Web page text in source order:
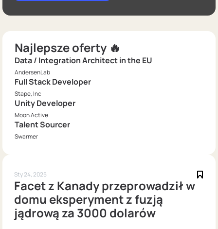
Najlepsze oferty 🔥
Data / Integration Architect in the EU
AndersenLab
Full Stack Developer
Stape, Inc
Unity Developer
Moon Active
Talent Sourcer
Swarmer
Sty 24, 2025
Facet z Kanady przeprowadził w
domu eksperyment z fuzją
jądrową za 3000 dolarów